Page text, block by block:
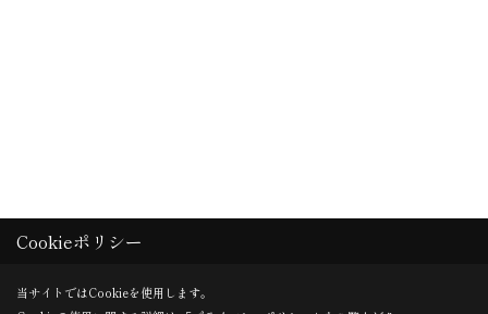
Cookieポリシー
当サイトではCookieを使用します。